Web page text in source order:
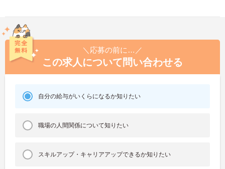
＼応募の前に…／
この求人について問い合わせる
自分の給与がいくらになるか知りたい
職場の人間関係について知りたい
スキルアップ・キャリアアップできるか知りたい